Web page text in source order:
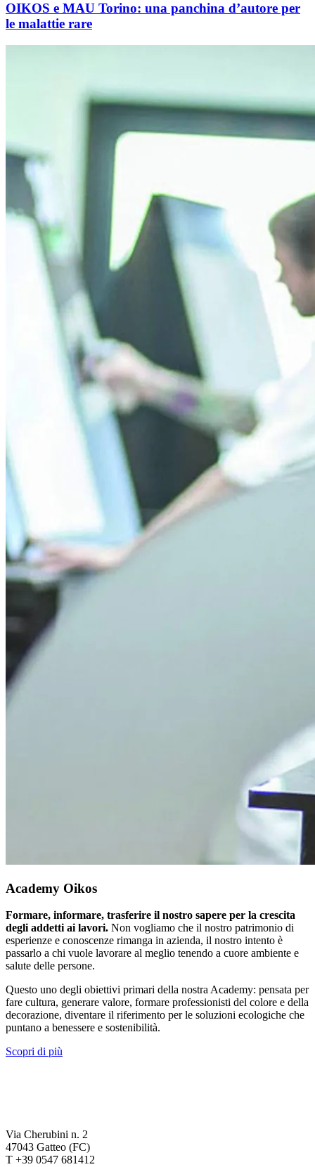
OIKOS e MAU Torino: una panchina d’autore per
le malattie rare
Academy Oikos
Formare, informare, trasferire il nostro sapere per la crescita
degli addetti ai lavori. Non vogliamo che il nostro patrimonio di
esperienze e conoscenze rimanga in azienda, il nostro intento è
passarlo a chi vuole lavorare al meglio tenendo a cuore ambiente e
salute delle persone.
Questo uno degli obiettivi primari della nostra Academy: pensata per
fare cultura, generare valore, formare professionisti del colore e della
decorazione, diventare il riferimento per le soluzioni ecologiche che
puntano a benessere e sostenibilità.
Scopri di più
Via Cherubini n. 2
47043 Gatteo (FC)
T +39 0547 681412